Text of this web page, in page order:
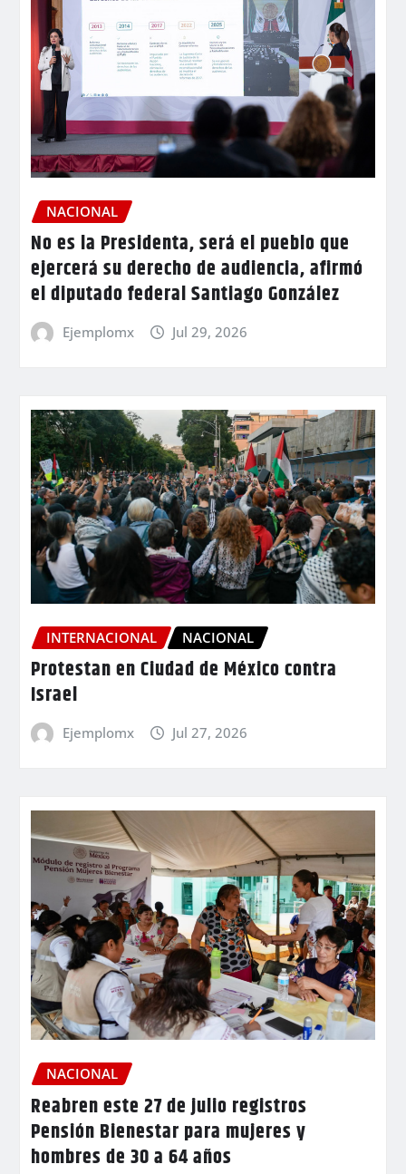
NACIONAL
No es la Presidenta, será el pueblo que
ejercerá su derecho de audiencia, afirmó
el diputado federal Santiago González
Ejemplomx Jul 29, 2026
INTERNACIONAL NACIONAL
Protestan en Ciudad de México contra
Israel
Ejemplomx Jul 27, 2026
NACIONAL
Reabren este 27 de julio registros
Pensión Bienestar para mujeres y
hombres de 30 a 64 años